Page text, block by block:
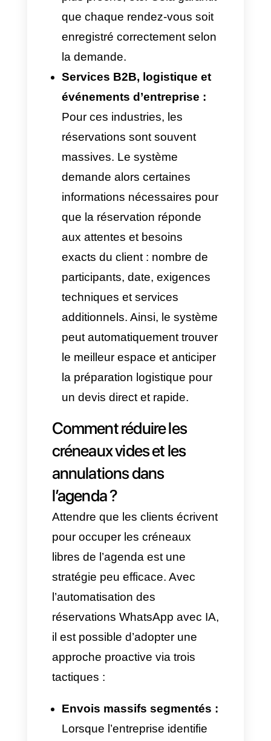
conclusion des ventes.
Application de
l’automatisation des
réservations WhatsApp
avec IA dans des cas
réels
Optimiser les temps de réponse
et garantir l’efficacité de chaque
solution sont des variables à
mettre en œuvre dans toute
entreprise, quel que soit le
secteur. Avec un Agent IA
possible de personnaliser et
d’entraîner le système
d’automatisation pour qu’il
vente et les règles de
passe dans certains secteurs
en automatisant le processus
de réservation :
Sport et loisirs (Paddle
tennis, centres de remise en
forme et d’entraînement) :
La disponibilité des espaces
comme les terrains, salles ou
à tout moment. En mettant en